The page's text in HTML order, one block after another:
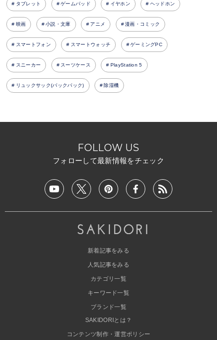
タブレット ゲームパッド イヤホン ヘッドホン
映画 小説・文庫 アニメ 漫画・コミック
スマートフォン スマートウォッチ ゲーミングPC
スニーカー スーツケース PlayStation 5
リュックサック(バックパック) 除湿機
FOLLOW US
フォローして最新情報をチェック
新着記事をみる
人気記事をみる
カテゴリ一覧
キーワード一覧
ブランド一覧
SAKIDORIとは？
コンテンツ制作・運営ポリシー